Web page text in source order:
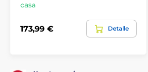
casa
173,99 € Detalle